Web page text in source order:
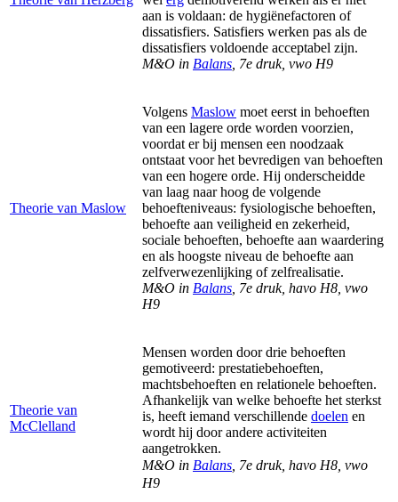
aan is voldaan: de hygiënefactoren of
dissatisfiers. Satisfiers werken pas als de
dissatisfiers voldoende acceptabel zijn.
M&O in Balans , 7e druk, vwo H9
Theorie van Maslow
Volgens Maslow moet eerst in behoeften
van een lagere orde worden voorzien,
voordat er bij mensen een noodzaak
ontstaat voor het bevredigen van behoeften
van een hogere orde. Hij onderscheidde
van laag naar hoog de volgende
behoefteniveaus: fysiologische behoeften,
behoefte aan veiligheid en zekerheid,
sociale behoeften, behoefte aan waardering
en als hoogste niveau de behoefte aan
zelfverwezenlijking of zelfrealisatie.
M&O in Balans , 7e druk, havo H8, vwo
H9
Theorie van
McClelland
Mensen worden door drie behoeften
gemotiveerd: prestatiebehoeften,
machtsbehoeften en relationele behoeften.
Afhankelijk van welke behoefte het sterkst
is, heeft iemand verschillende doelen en
wordt hij door andere activiteiten
aangetrokken.
M&O in Balans , 7e druk, havo H8, vwo
H9